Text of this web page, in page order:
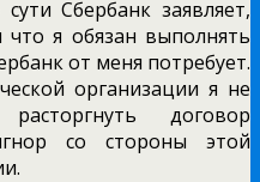
Сбербанк заявляет,
я обязан выполнять
от меня потребует.
организации я не
договор
со стороны этой